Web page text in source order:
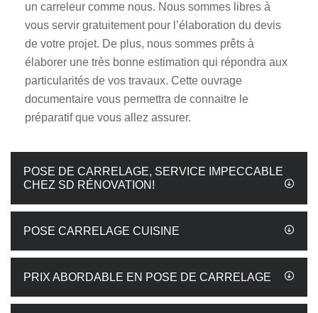
un carreleur comme nous. Nous sommes libres à
vous servir gratuitement pour l’élaboration du devis
de votre projet. De plus, nous sommes prêts à
élaborer une très bonne estimation qui répondra aux
particularités de vos travaux. Cette ouvrage
documentaire vous permettra de connaitre le
préparatif que vous allez assurer.
POSE DE CARRELAGE, SERVICE IMPECCABLE
CHEZ SD RÉNOVATION!
POSE CARRELAGE CUISINE
PRIX ABORDABLE EN POSE DE CARRELAGE